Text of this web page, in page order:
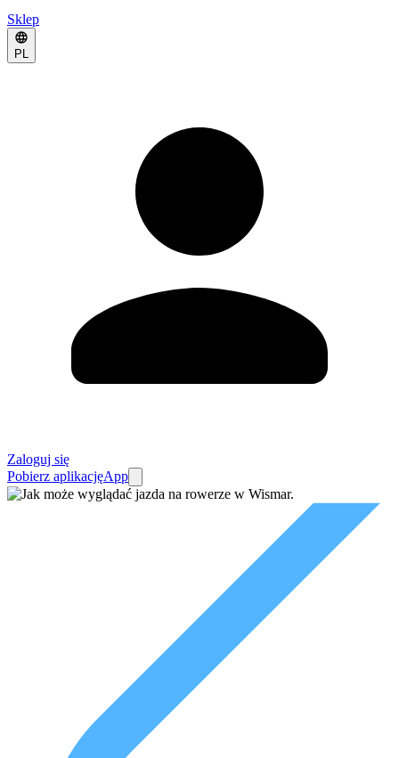
Sklep
PL
Zaloguj się
Pobierz aplikacjęApp